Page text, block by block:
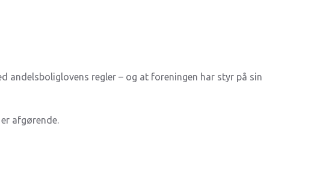
andelsboliglovens regler – og at foreningen har styr på sin
afgørende.